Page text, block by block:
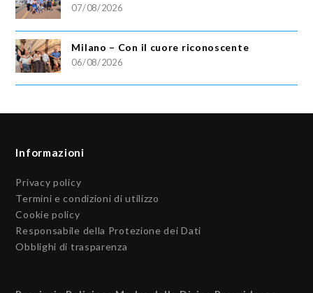
07/08/2026
Milano – Con il cuore riconoscente
06/08/2026
Informazioni
Privacy policy
Termini e condizioni di utilizzo
Cookie policy
Responsabile della Protezione dei Dati
Obblighi di trasparenza